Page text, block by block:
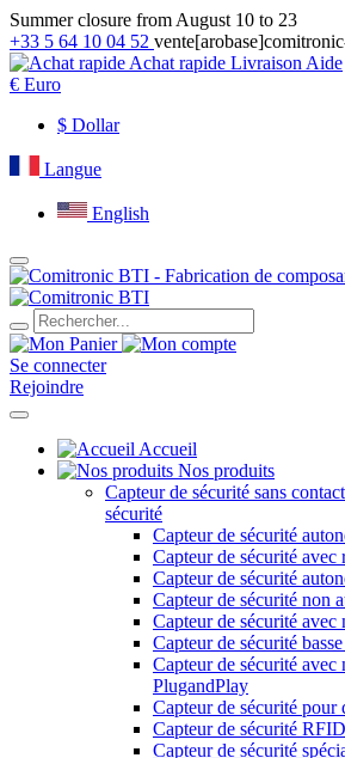
Summer closure from August 10 to 23
+33 5 64 10 04 52
Achat rapide Livraison Aide
€ Euro
$ Dollar
Langue
English
Se connecter
Rejoindre
Accueil
Nos produits
Capteur de sécurité sans
sécurité
Capteur de sécurité
Capteur de sécurité avec
Capteur de sécurité
Capteur de sécurité non
Capteur de sécurité
Capteur de sécurité
Capteur de sécurité avec
PlugandPlay
Capteur de sécurité pour
Capteur de sécurité RFID
Capteur de sécurité